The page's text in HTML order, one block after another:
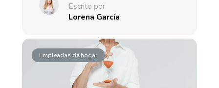
Escrito por
Lorena García
Empleadas de hogar